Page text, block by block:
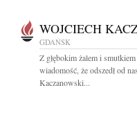
WOJCIECH
GDAŃSK
Z głębokim żalem i
wiadomość, że odszedł od
Kaczanowski...